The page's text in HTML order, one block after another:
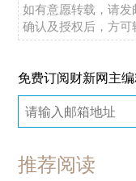
如有意愿转载，请发
确认及授权后，方可
免费订阅财新网主
推荐阅读